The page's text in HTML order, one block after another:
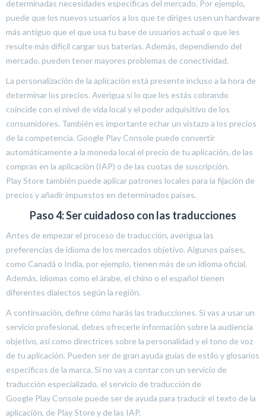
determinadas necesidades específicas del mercado. Por ejemplo,
puede que los nuevos usuarios a los que te diriges usen un hardware
más antiguo que el que usa tu base de usuarios actual o que les
resulte más difícil cargar sus baterías. Además, dependiendo del
mercado, pueden tener mayores problemas de conectividad.
La personalización de la aplicación está presente incluso a la hora de
determinar los precios. Averigua si lo que les estás cobrando
coincide con el nivel de vida local y el poder adquisitivo de los
consumidores. También es importante echar un vistazo a los precios
de la competencia. Google Play Console puede convertir
automáticamente a la moneda local el precio de tu aplicación, de las
compras en la aplicación (IAP) o de las cuotas de suscripción.
Play Store también puede aplicar patrones locales para la fijación de
precios y añadir impuestos en determinados países.
Paso 4: Ser cuidadoso con las traducciones
Antes de empezar el proceso de traducción, averigua las
preferencias de idioma de los mercados objetivo. Algunos países,
como Canadá o India, por ejemplo, tienen más de un idioma oficial.
Además, idiomas como el árabe, el chino o el español tienen
diferentes dialectos según la región.
A continuación, define cómo harás las traducciones. Si vas a usar un
servicio profesional, debes ofrecerle información sobre la audiencia
objetivo, así como directrices sobre la personalidad y el tono de voz
de tu aplicación. Pueden ser de gran ayuda guías de estilo y glosarios
específicos de la marca. Si no vas a contar con un servicio de
traducción especializado, el servicio de traducción de
Google Play Console puede ser de ayuda para traducir el texto de la
aplicación, de Play Store y de las IAP.